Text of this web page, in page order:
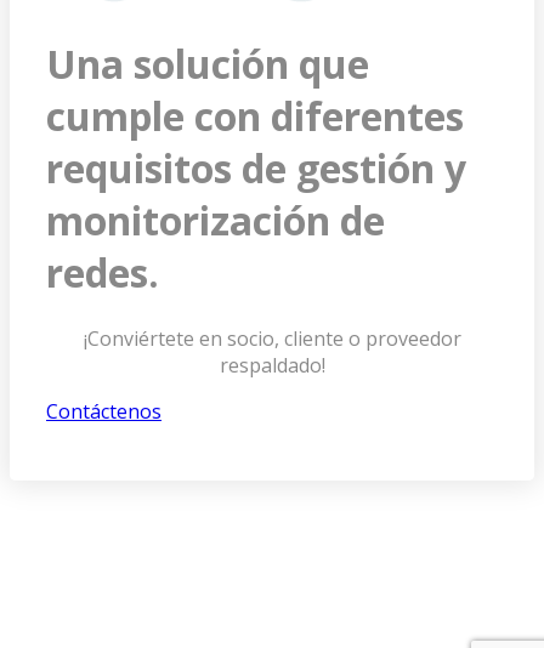
Una solución que
cumple con diferentes
requisitos de gestión y
monitorización de
redes.
¡Conviértete en socio, cliente o proveedor
respaldado!
Contáctenos